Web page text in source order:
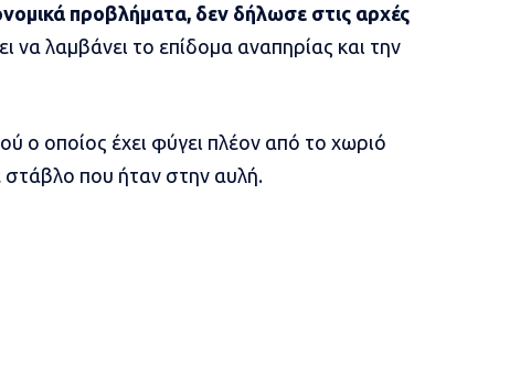
προβλήματα, δεν δήλωσε στις αρχές
να λαμβάνει το επίδομα αναπηρίας και την
ο οποίος έχει φύγει πλέον από το χωριό
στάβλο που ήταν στην αυλή.